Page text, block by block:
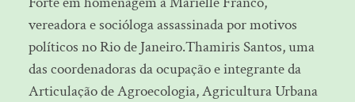
vereadora e socióloga assassinada por motivos
políticos no Rio de Janeiro.Thamiris Santos, uma
das coordenadoras da ocupação e integrante da
Articulação de Agroecologia, Agricultura Urbana